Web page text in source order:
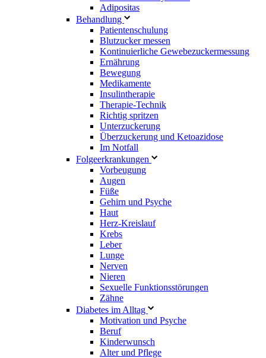
Adipositas
Behandlung
Patientenschulung
Blutzucker messen
Kontinuierliche Gewebezuckermessung
Ernährung
Bewegung
Medikamente
Insulintherapie
Therapie-Technik
Richtig spritzen
Unterzuckerung
Überzuckerung und Ketoazidose
Im Notfall
Folgeerkrankungen
Vorbeugung
Augen
Füße
Gehirn und Psyche
Haut
Herz-Kreislauf
Krebs
Leber
Lunge
Nerven
Nieren
Sexuelle Funktionsstörungen
Zähne
Diabetes im Alltag
Motivation und Psyche
Beruf
Kinderwunsch
Alter und Pflege